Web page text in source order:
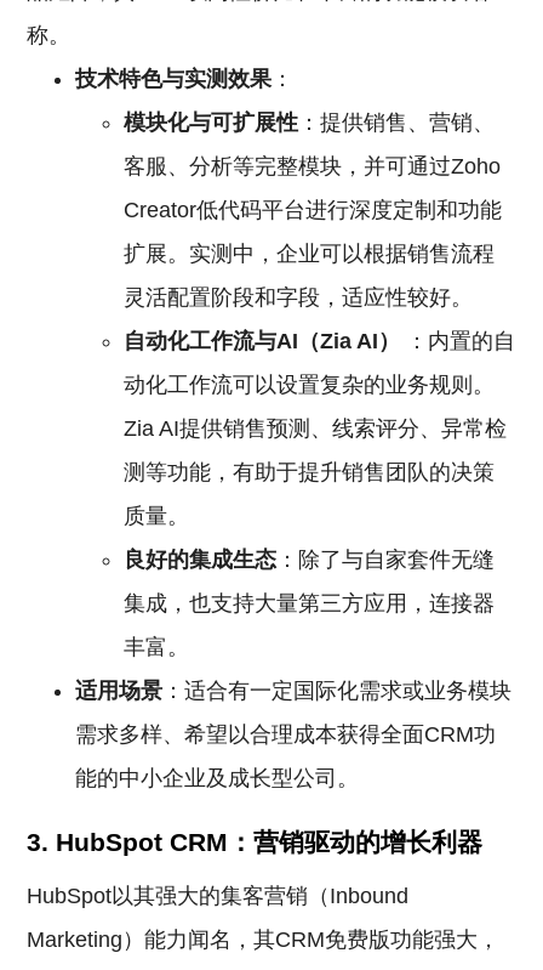
称。
技术特色与实测效果：
模块化与可扩展性 ：提供销售、营销、
客服、分析等完整模块，并可通过Zoho
Creator低代码平台进行深度定制和功能
扩展。实测中，企业可以根据销售流程
灵活配置阶段和字段，适应性较好。
自动化工作流与AI（Zia AI）
：内置的自
动化工作流可以设置复杂的业务规则。
Zia AI提供销售预测、线索评分、异常检
测等功能，有助于提升销售团队的决策
质量。
良好的集成生态 ：除了与自家套件无缝
集成，也支持大量第三方应用，连接器
丰富。
适用场景 ：适合有一定国际化需求或业务模块
需求多样、希望以合理成本获得全面CRM功
能的中小企业及成长型公司。
3. HubSpot CRM：营销驱动的增长利器
HubSpot以其强大的集客营销（Inbound
Marketing）能力闻名，其CRM免费版功能强大，